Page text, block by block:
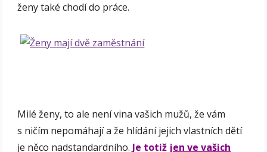
ženy také chodí do práce.
Milé ženy, to ale není vina vašich mužů, že vám
s ničím nepomáhají a že hlídání jejich vlastních dětí
je něco nadstandardního. Je totiž jen ve vašich